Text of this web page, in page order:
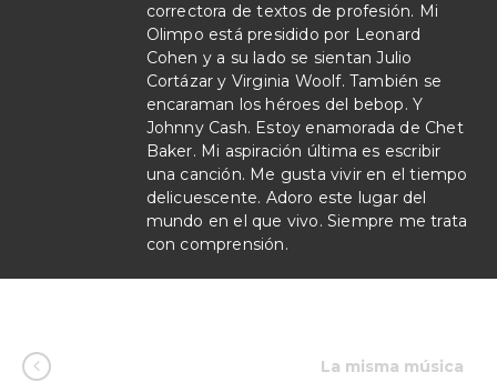
correctora de textos de profesión. Mi
Olimpo está presidido por Leonard
Cohen y a su lado se sientan Julio
Cortázar y Virginia Woolf. También se
encaraman los héroes del bebop. Y
Johnny Cash. Estoy enamorada de Chet
Baker. Mi aspiración última es escribir
una canción. Me gusta vivir en el tiempo
delicuescente. Adoro este lugar del
mundo en el que vivo. Siempre me trata
con comprensión.
La misma música